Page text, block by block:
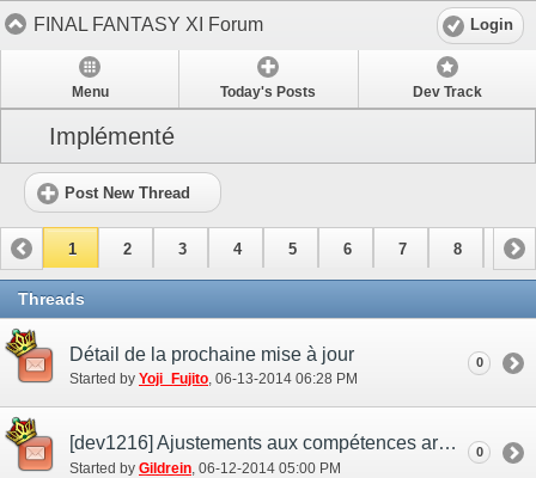
FINAL FANTASY XI Forum Login
Menu Today's Posts Dev Track
Implémenté
Post New Thread
1 2 3 4 5 6 7 8 9
10
Threads
Détail de la prochaine mise à jour
Started by Yoji_Fujito‎, 06-13-2014 06:28 PM
0
[dev1216] Ajustements aux compétences armes
Started by Gildrein ‎, 06-12-2014 05:00 PM
0